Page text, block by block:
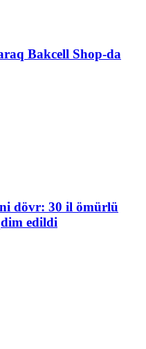
Bakcell Shop-da
dövr: 30 il ömürlü
edildi